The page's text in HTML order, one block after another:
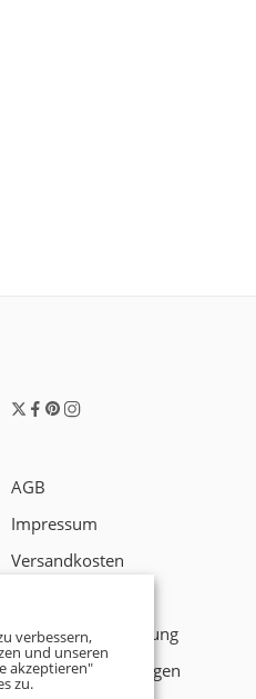
AGB
Impressum
Versandkosten
Datenschutzerklärung
Zahlungsbedingungen
verbessern,
und unseren
akzeptieren"
zu.